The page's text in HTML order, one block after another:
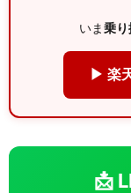
いま乗
▶ 楽
📩